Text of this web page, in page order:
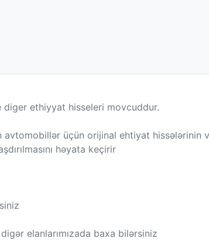
ethiyyat hisseleri movcuddur.
avtomobillər üçün orijinal ehtiyat hissələrinin
həyata keçirir
elanlarımızada baxa bilərsiniz